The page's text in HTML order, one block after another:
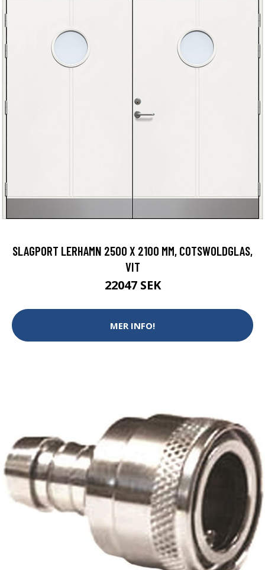
SLAGPORT LERHAMN 2500 X 2100 MM, COTSWOLDGLAS,
VIT
22047 SEK
MER INFO!